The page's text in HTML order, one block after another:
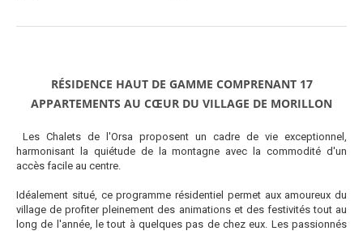
RÉSIDENCE HAUT DE GAMME COMPRENANT 17
APPARTEMENTS AU CŒUR DU VILLAGE DE MORILLON
Les Chalets de l'Orsa proposent un cadre de vie exceptionnel,
harmonisant la quiétude de la montagne avec la commodité d'un
accès facile au centre.
Idéalement situé, ce programme résidentiel permet aux amoureux du
village de profiter pleinement des animations et des festivités tout au
long de l'année, le tout à quelques pas de chez eux. Les passionnés